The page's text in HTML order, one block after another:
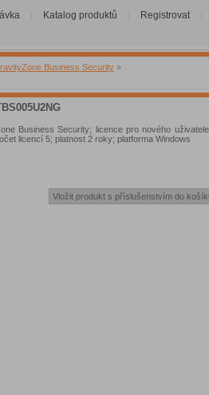
Katalog produktů Registrovat
Business Security »
Business Security; licence pro nového uživatele
licencí 5; platnost 2 roky; platforma Windows